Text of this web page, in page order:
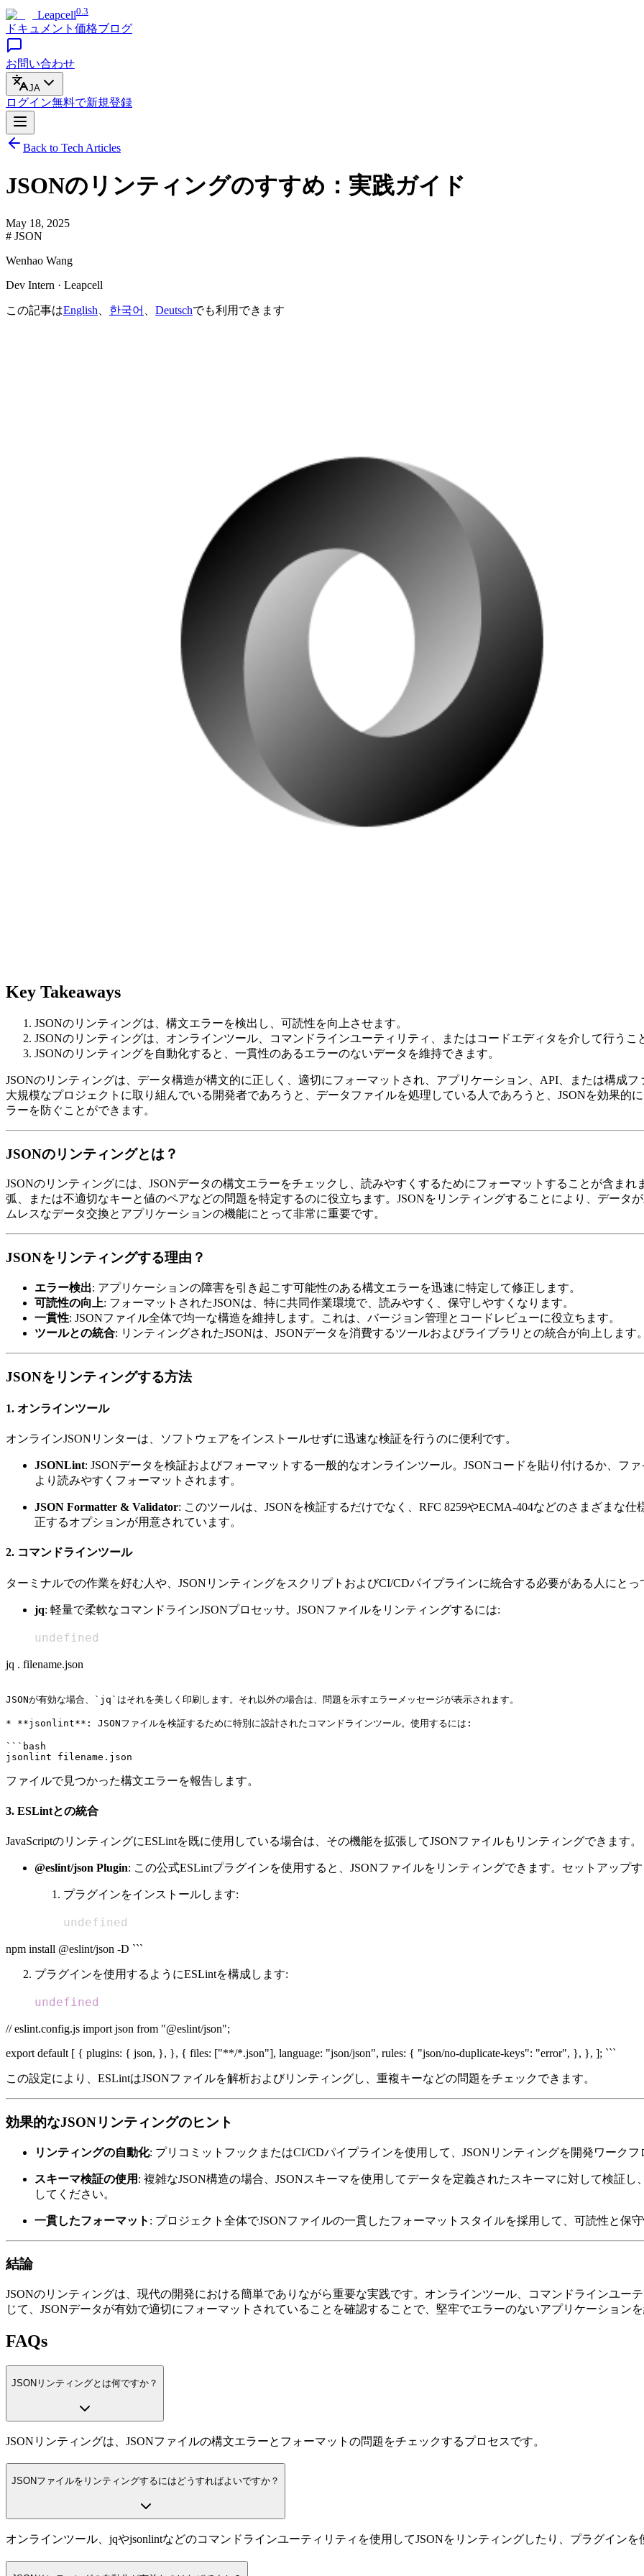
Leapcell0.3
ドキュメント 価格ブログ
お問い合わせ
JA
ログイン無料で新規登録
Back to Tech Articles
JSONのリンティングのすすめ：実践ガイド
May 18, 2025
# JSON
Wenhao Wang
Dev Intern · Leapcell
この記事はEnglish 한국어 Deutschでも利用できます
Key Takeaways
JSONのリンティングは、構文エラーを検出し、可読性を向上させます。
JSONのリンティングは、オンラインツール、コマンドラインユーティリティ、またはコードエディタを介して行うこ
JSONのリンティングを自動化すると、一貫性のあるエラーのないデータを維持できます。
JSONのリンティングは、データ構造が構文的に正しく、適切にフォーマットされ、アプリケーション、API、または構成
大規模なプロジェクトに取り組んでいる開発者であろうと、データファイルを処理している人であろうと、JSONを効果的
ラーを防ぐことができます。
JSONのリンティングとは？
JSONのリンティングには、JSONデータの構文エラーをチェックし、読みやすくするためにフォーマットすることが含ま
弧、または不適切なキーと値のペアなどの問題を特定するのに役立ちます。JSONをリンティングすることにより、データ
ムレスなデータ交換とアプリケーションの機能にとって非常に重要です。
JSONをリンティングする理由？
エラー検出: アプリケーションの障害を引き起こす可能性のある構文エラーを迅速に特定して修正します。
可読性の向上: フォーマットされたJSONは、特に共同作業環境で、読みやすく、保守しやすくなります。
一貫性: JSONファイル全体で均一な構造を維持します。これは、バージョン管理とコードレビューに役立ちます。
ツールとの統合: リンティングされたJSONは、JSONデータを消費するツールおよびライブラリとの統合が向上します
JSONをリンティングする方法
1. オンラインツール
オンラインJSONリンターは、ソフトウェアをインストールせずに迅速な検証を行うのに便利です。
JSONLint: JSONデータを検証およびフォーマットする一般的なオンラインツール。JSONコードを貼り付けるか、フ
より読みやすくフォーマットされます。
JSON Formatter & Validator: このツールは、JSONを検証するだけでなく、RFC 8259やECMA-404などのさまざまな
正するオプションが用意されています。
2. コマンドラインツール
ターミナルでの作業を好む人や、JSONリンティングをスクリプトおよびCI/CDパイプラインに統合する必要がある人にと
jq: 軽量で柔軟なコマンドラインJSONプロセッサ。JSONファイルをリンティングするには:
undefined
jq . filename.json
JSONが有効な場合、`jq`はそれを美しく印刷します。それ以外の場合は、問題を示すエラーメッセージが表示されます。
* **jsonlint**: JSONファイルを検証するために特別に設計されたコマンドラインツール。使用するには:
```bash
ファイルで見つかった構文エラーを報告します。
3. ESLintとの統合
JavaScriptのリンティングにESLintを既に使用している場合は、その機能を拡張してJSONファイルもリンティングできます。
@eslint/json Plugin: この公式ESLintプラグインを使用すると、JSONファイルをリンティングできます。セットアップ
プラグインをインストールします:
undefined
npm install @eslint/json -D ```
プラグインを使用するようにESLintを構成します:
undefined
// eslint.config.js import json from "@eslint/json";
export default [ { plugins: { json, }, }, { files: ["**/*.json"], language: "json/json", rules: { "json/no-duplicate-keys": "error", }, }, ]; ```
この設定により、ESLintはJSONファイルを解析およびリンティングし、重複キーなどの問題をチェックできます。
効果的なJSONリンティングのヒント
リンティングの自動化: プリコミットフックまたはCI/CDパイプラインを使用して、JSONリンティングを開発ワーク
スキーマ検証の使用 : 複雑なJSON構造の場合、JSONスキーマを使用してデータを定義されたスキーマに対して検証
してください。
一貫したフォーマット : プロジェクト全体でJSONファイルの一貫したフォーマットスタイルを採用して、可読性と保
結論
JSONのリンティングは、現代の開発における簡単でありながら重要な実践です。オンラインツール、コマンドラインユー
じて、JSONデータが有効で適切にフォーマットされていることを確認することで、堅牢でエラーのないアプリケーション
FAQs
JSONリンティングとは何ですか？
JSONリンティングは、JSONファイルの構文エラーとフォーマットの問題をチェックするプロセスです。
JSONファイルをリンティングするにはどうすればよいですか？
オンラインツール、jqやjsonlintなどのコマンドラインユーティリティを使用してJSONをリンティングしたり、プラグイン